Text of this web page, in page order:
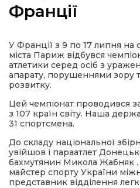
політика
місія
Франції
У Франції з 9 по 17 липня на
міста Париж відбувся
атлетики серед осіб з
апарату, порушеннями зору
розвитку.
Цей чемпіонат проводився
з 107 країн світу. Наша
31 спортсмена.
До складу національної
увійшов і параатлет
бахмутянин Микола Жабняк
майстер спорту України
представник відділення